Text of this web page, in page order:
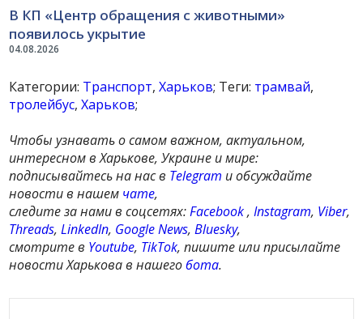
04.08.2026
В КП «Центр обращения с животными»
появилось укрытие
Категории: Транспорт,Харьков; Теги: трамвай,
тролейбус,Харьков;
Чтобы узнавать о самом важном, актуальном,
интересном в Харькове, Украине и мире:
подписывайтесь на нас в Telegram и обсуждайте
новости в нашем чате,
следите за нами в соцсетях:Facebook,Instagram, Viber,
Threads,LinkedIn, Google News,Bluesky,
смотрите в Youtube, TikTok, пишите или присылайте
новости Харькова в нашегобота.